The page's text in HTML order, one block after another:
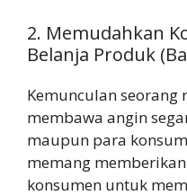
2. Memudahkan
Belanja Produk
Kemunculan seorang
membawa angin
maupun para
memang
konsumen untuk